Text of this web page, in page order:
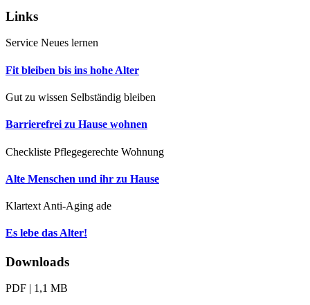
Links
Service Neues lernen
Fit bleiben bis ins hohe Alter
Gut zu wissen Selbständig bleiben
Barrierefrei zu Hause wohnen
Checkliste Pflegegerechte Wohnung
Alte Menschen und ihr zu Hause
Klartext Anti-Aging ade
Es lebe das Alter!
Downloads
PDF | 1,1 MB